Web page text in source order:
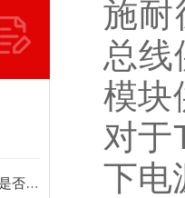
如何判断德国airtec电磁阀安装方向是否正确?
施耐
总线
模块
对于
下电